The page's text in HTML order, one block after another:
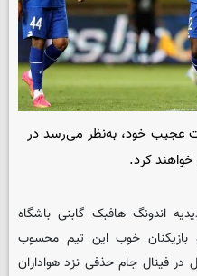
عجیب خود، به‌نظر می‌رسد در
خواهند کرد.
اندونگ هافبک گابنی باشگاه
خوب این تیم محسوب
فینال جام حذفی نزد هواداران